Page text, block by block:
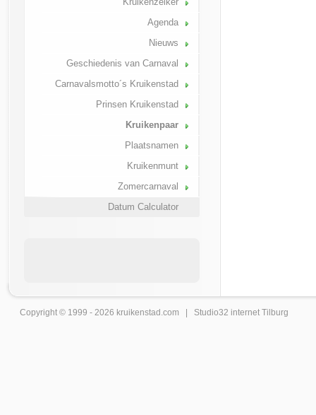
Agenda
Nieuws
Geschiedenis van Carnaval
Carnavalsmotto´s Kruikenstad
Prinsen Kruikenstad
Kruikenpaar
Plaatsnamen
Kruikenmunt
Zomercarnaval
Datum Calculator
Copyright © 1999 - 2026 kruikenstad .com | Studio32 internet Tilburg